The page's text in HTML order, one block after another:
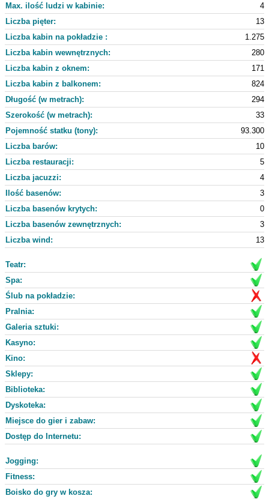
4
Max. ilość ludzi w kabinie:
Liczba pięter:
13
Liczba kabin na pokładzie :
1.275
Liczba kabin wewnętrznych:
280
Liczba kabin z oknem:
171
Liczba kabin z balkonem:
824
Długość (w metrach):
294
Szerokość (w metrach):
33
Pojemność statku (tony):
93.300
Liczba barów:
10
Liczba restauracji:
5
Liczba jacuzzi:
4
Ilość basenów:
3
Liczba basenów krytych:
0
Liczba basenów zewnętrznych:
3
Liczba wind:
13
Teatr:
Spa:
Ślub na pokładzie:
Pralnia:
Galeria sztuki:
Kasyno:
Kino:
Sklepy:
Biblioteka:
Dyskoteka:
Miejsce do gier i zabaw:
Dostęp do Internetu:
Jogging:
Fitness:
Boisko do gry w kosza: